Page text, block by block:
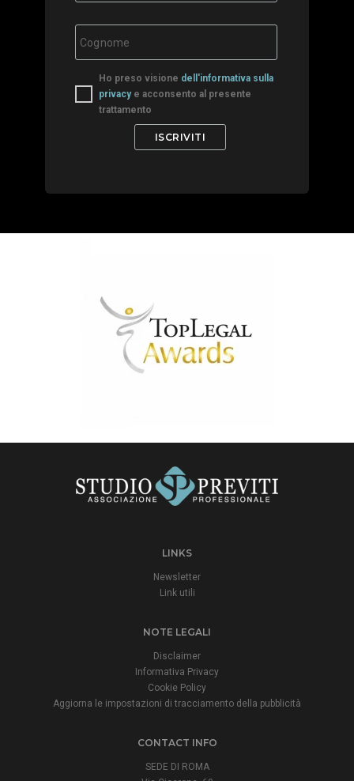
Ho preso visione dell'informativa sulla
privacye acconsento al presente
trattamento
LINKS
Newsletter
Link utili
NOTE LEGALI
Disclaimer
Informativa Privacy
Cookie Policy
Aggiorna le impostazioni di tracciamento della pubblicità
CONTACT INFO
SEDE DI ROMA